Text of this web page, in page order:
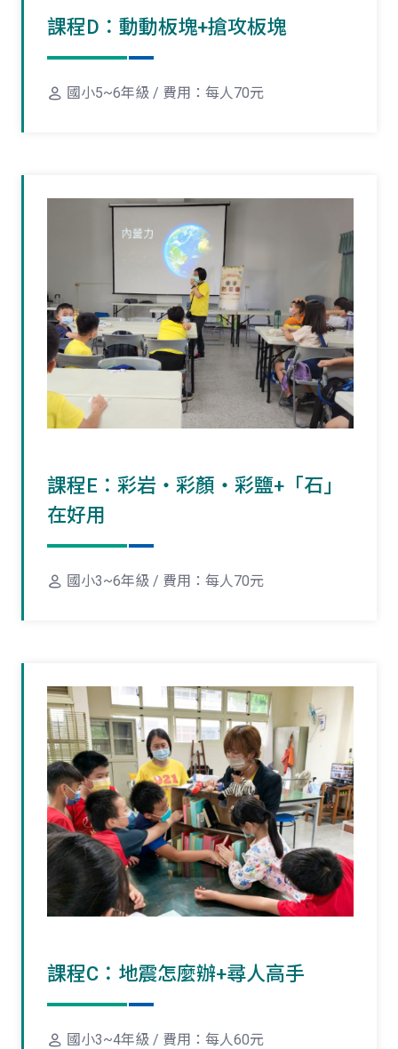
課程D：動動板塊+搶攻板塊
國小5~6年級 / 費用：每人70元
課程E：彩岩‧彩顏‧彩鹽+「石」
在好用
國小3~6年級 / 費用：每人70元
課程C：地震怎麼辦+尋人高手
國小3~4年級 / 費用：每人60元